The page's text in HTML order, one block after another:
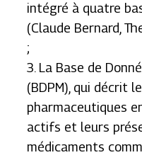
intégré à quatre
(Claude Bernard,
;
3. La Base de
(BDPM), qui décrit
pharmaceutiques
actifs et leurs
médicaments